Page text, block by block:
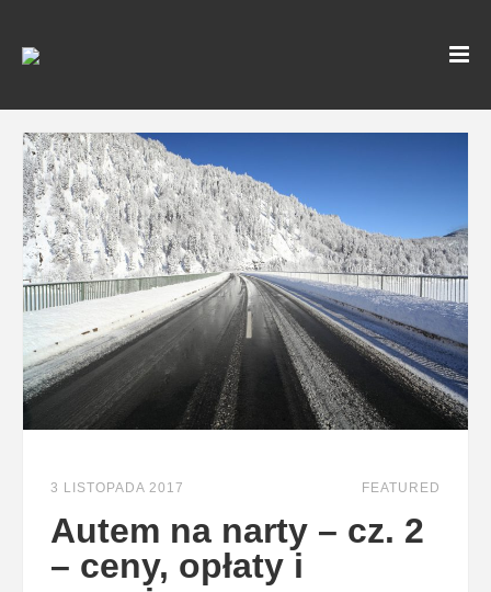
FEATURED
3 LISTOPADA 2017
Autem na narty – cz. 2
– ceny, opłaty i